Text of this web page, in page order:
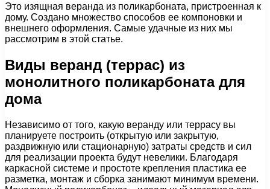
Это изящная веранда из поликарбоната, пристроенная к
дому. Создано множество способов ее компоновки и
внешнего оформления. Самые удачные из них мы
рассмотрим в этой статье.
Виды веранд (террас) из
монолитного поликарбоната для
дома
Независимо от того, какую веранду или террасу вы
планируете построить (открытую или закрытую,
раздвижную или стационарную) затраты средств и сил
для реализации проекта будут невелики. Благодаря
каркасной системе и простоте крепления пластика ее
разметка, монтаж и сборка занимают минимум времени.